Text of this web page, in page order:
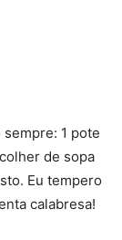
1 pote
de sopa
Eu tempero
calabresa!